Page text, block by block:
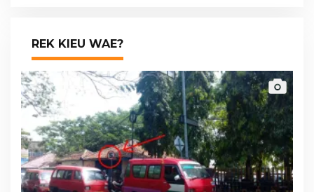
REK KIEU WAE?